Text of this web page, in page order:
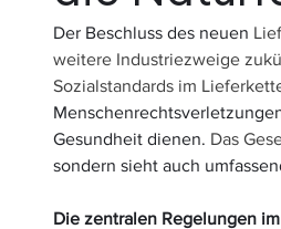
Der Beschluss des neuen
weitere Industriezweige
Sozialstandards im
Gesundheit dienen. Das
sondern sieht auch
Die zentralen Regelungen